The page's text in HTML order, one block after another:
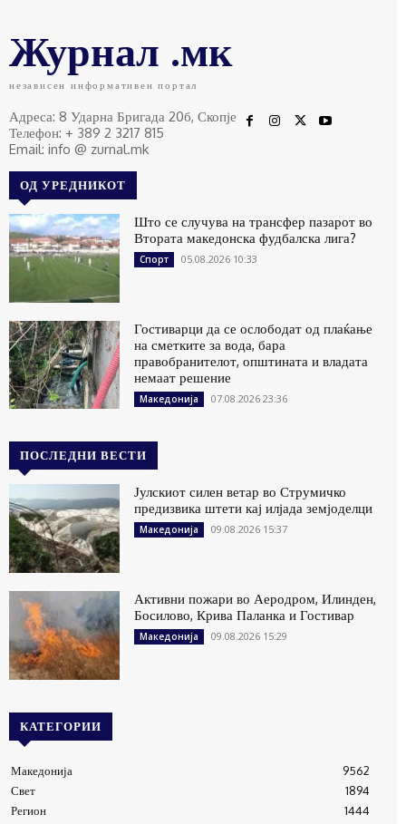
Журнал .мк
независен информативен портал
Адреса: 8 Ударна Бригада 20б, Скопје
Телефон: + 389 2 3217 815
Email: info @ zurnal.mk
ОД УРЕДНИКОТ
Што се случува на трансфер пазарот во
Втората македонска фудбалска лига?
Спорт 05.08.2026 10:33
Гостиварци да се ослободат од плаќање
на сметките за вода, бара
правобранителот, општината и владата
немаат решение
Македонија 07.08.2026 23:36
ПОСЛЕДНИ ВЕСТИ
Јулскиот силен ветар во Струмичко
предизвика штети кај илјада земјоделци
Македонија 09.08.2026 15:37
Активни пожари во Аеродром, Илинден,
Босилово, Крива Паланка и Гостивар
Македонија 09.08.2026 15:29
КАТЕГОРИИ
Македонија
9562
Свет
1894
Регион
1444